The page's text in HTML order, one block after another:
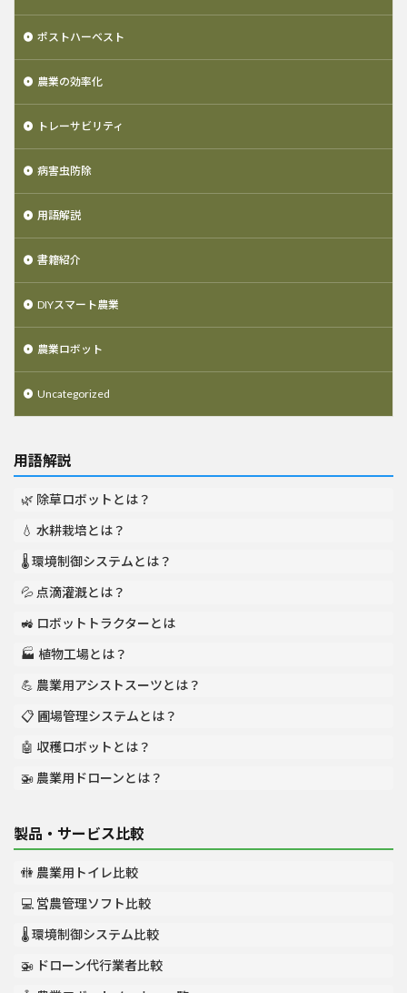
ポストハーベスト
農業の効率化
トレーサビリティ
病害虫防除
用語解説
書籍紹介
DIYスマート農業
農業ロボット
Uncategorized
用語解説
🌿 除草ロボットとは？
💧 水耕栽培とは？
🌡️ 環境制御システムとは？
💦 点滴灌漑とは？
🚜 ロボットトラクターとは
🏭 植物工場とは？
💪 農業用アシストスーツとは？
📋 圃場管理システムとは？
🤖 収穫ロボットとは？
🚁 農業用ドローンとは？
製品・サービス比較
🚻 農業用トイレ比較
💻 営農管理ソフト比較
🌡️ 環境制御システム比較
🚁 ドローン代行業者比較